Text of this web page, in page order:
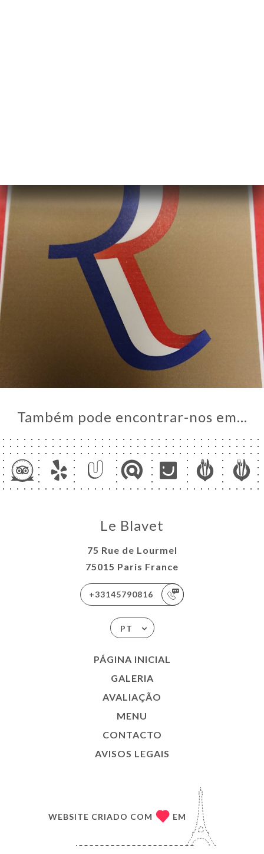
Também pode encontrar-nos em…
Le Blavet
75 Rue de Lourmel
75015 Paris France
+33145790816
PT
PÁGINA INICIAL
GALERIA
AVALIAÇÃO
MENU
CONTACTO
AVISOS LEGAIS
WEBSITE CRIADO COM EM